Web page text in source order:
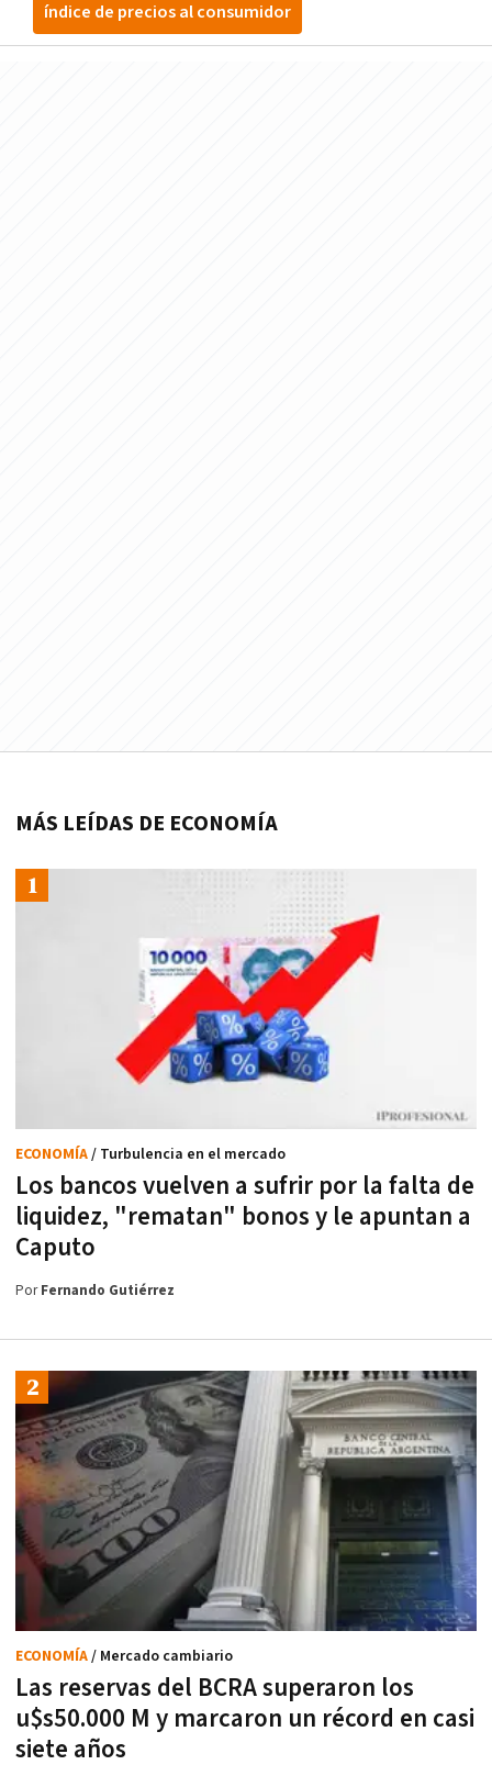
índice de precios al consumidor
MÁS LEÍDAS DE ECONOMÍA
Los bancos vuelven a sufrir por la falta de
liquidez, "rematan" bonos y le apuntan a
Caputo
ECONOMÍA/ Turbulencia en el mercado
PorFernando Gutiérrez
Las reservas del BCRA superaron los
u$s50.000 M y marcaron un récord en casi
siete años
ECONOMÍA/ Mercado cambiario